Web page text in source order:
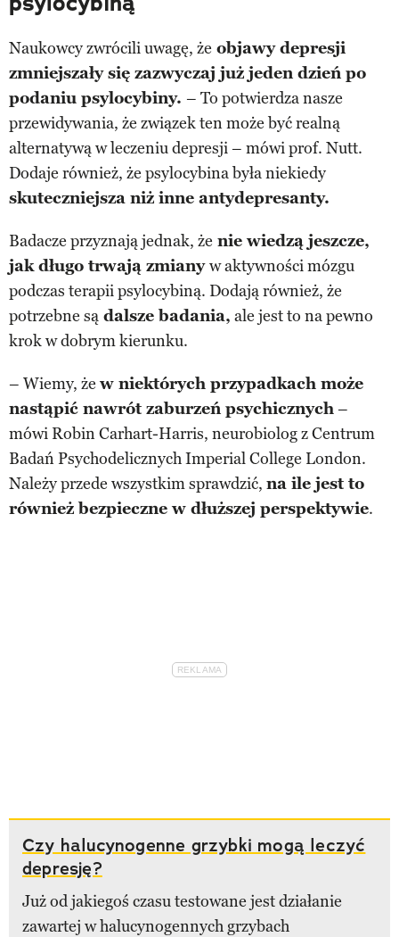
Naukowcy zwrócili uwagę, że objawy depresji
zmniejszały się zazwyczaj już jeden dzień po
podaniu psylocybiny. – To potwierdza nasze
przewidywania, że związek ten może być realną
alternatywą w leczeniu depresji – mówi prof. Nutt.
Dodaje również, że psylocybina była niekiedy
skuteczniejsza niż inne antydepresanty.
Badacze przyznają jednak, że nie wiedzą jeszcze,
jak długo trwają zmianyw aktywności mózgu
podczas terapii psylocybiną. Dodają również, że
potrzebne są dalsze badania, ale jest to na pewno
krok w dobrym kierunku.
– Wiemy, że w niektórych przypadkach może
nastąpić nawrót zaburzeń psychicznych–
mówi Robin Carhart-Harris, neurobiolog z Centrum
Badań Psychodelicznych Imperial College London.
Należy przede wszystkim sprawdzić, na ile jest to
również bezpieczne w dłuższej perspektywie.
Czy halucynogenne grzybki mogą leczyć
depresję?
Już od jakiegoś czasu testowane jest działanie
zawartej w halucynogennych grzybach